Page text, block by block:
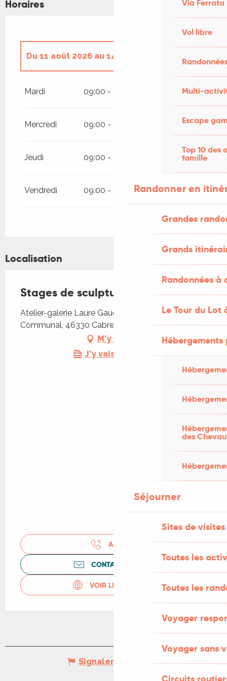
Via Ferrata
Vol libre
Multi-
Escape
Top 10 des
famille
Randonner en
Grandes
Grands
Randonnées
Le Tour du Lot
des
Séjourner
Sites de visites
Toutes les
Toutes les
Voyager
Voyager sans
Horaires
Du 11 août 2026 au 14 août 2026
Mardi 09:00 - 12:00 14:00 - 16:00
Mercredi 09:00 - 12:00 14:00 - 16:00
Jeudi 09:00 - 12:00 14:00 - 16:00
Vendredi 09:00 - 12:00 14:00 - 16:00
Localisation
Stages de sculpture
Atelier-galerie Laure Gaudebert, 109 Le
Communal, 46330 Cabrerets
M'y rendre
J'y vais en train !
APPELER
CONTACTEZ-NOUS
VOIR LES SITES WEB
Signaler une erreur